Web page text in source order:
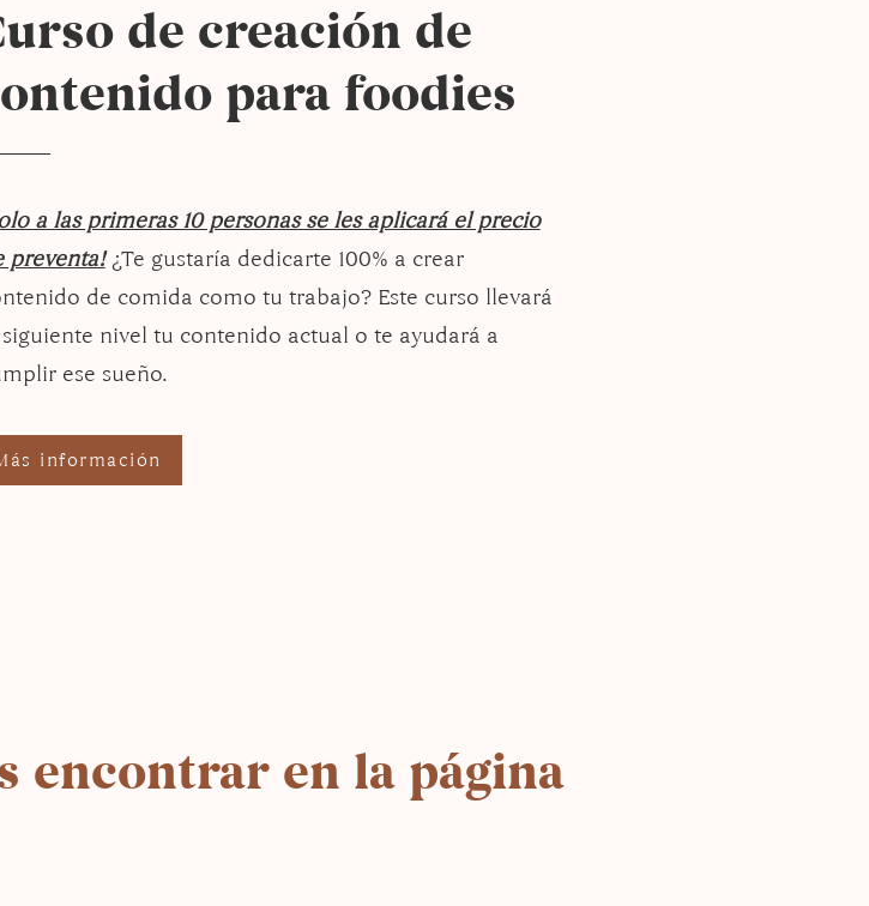
de creación de
para foodies
a las primeras 10 personas se les aplicará el precio
preventa!¿Te gustaría dedicarte 100% a crear
de comida como tu trabajo? Este curso llevará
nivel tu contenido actual o te ayudará a
ese sueño.
información
encontrar en la página